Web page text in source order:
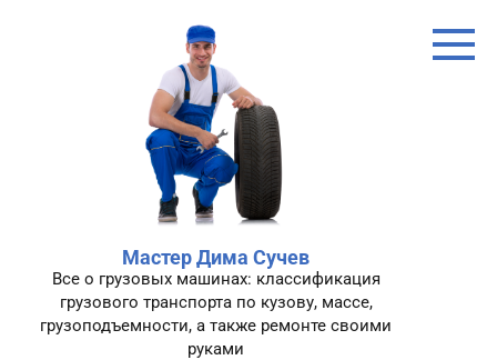
Мастер Дима Сучев
Все о грузовых машинах: классификация
грузового транспорта по кузову, массе,
грузоподъемности, а также ремонте своими
руками